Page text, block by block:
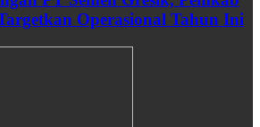
Operasional Tahun Ini